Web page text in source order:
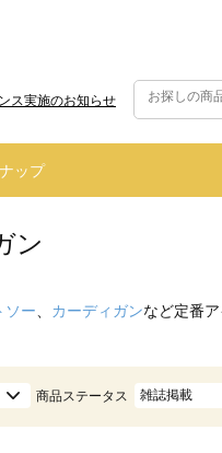
ス実施のお知らせ
ップ
ン
ソー カーディガンなど定番
商品ステータス 雑誌掲載